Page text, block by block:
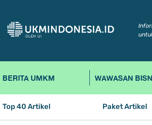
BERITA UMKM WAWASAN
Top 40 Artikel Paket Artikel